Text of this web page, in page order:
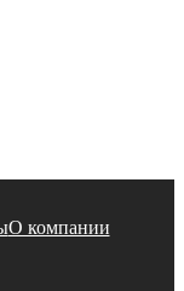
О компании